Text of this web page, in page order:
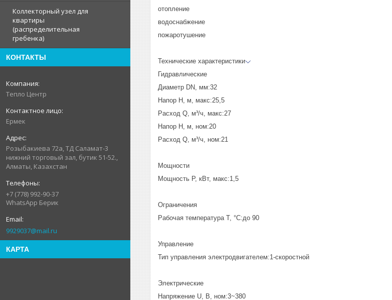
Коллекторный узел для
квартиры
(распределительная
гребенка)
КОНТАКТЫ
Тепло Центр
Ермек
Розыбакиева 72а, ТД Саламат-3
нижний торговый зал, бутик 51-52.,
Алматы, Казахстан
+7 (778) 992-90-37
WhatsApp Берик
9929037@mail.ru
КАРТА
отопление
водоснабжение
пожаротушение
Технические характеристики
Гидравлические
Диаметр DN, мм:32
Напор H, м, макс:25,5
Расход Q, м³/ч, макс:27
Напор H, м, ном:20
Расход Q, м³/ч, ном:21
Мощности
Мощность P, кВт, макс:1,5
Ограничения
Рабочая температура T, °C:до 90
Управление
Тип управления электродвигателем:1-скоростной
Электрические
Напряжение U, В, ном:3~380